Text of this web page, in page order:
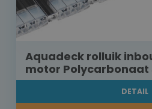
Aquadeck rolluik
motor Polycarbonaat
DETAIL